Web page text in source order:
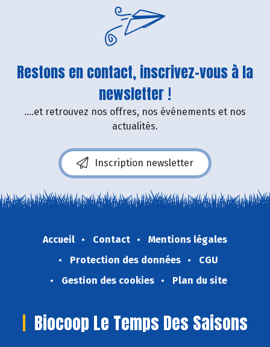
Restons en contact, inscrivez-vous à la
newsletter !
....et retrouvez nos offres, nos événements et nos
actualités.
Inscription newsletter
Accueil Contact
Mentions légales
Protection des données
CGU
Gestion des cookies
Plan du site
Biocoop Le Temps Des Saisons